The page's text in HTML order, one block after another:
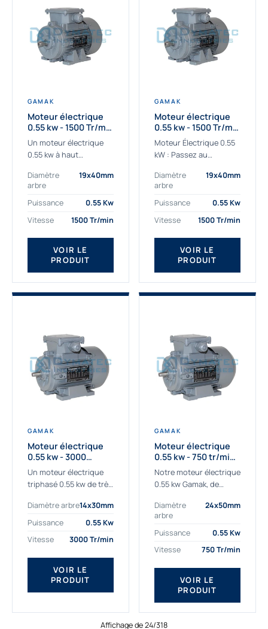
GAMAK
Moteur électrique
0.55 kw - 1500 Tr/min
- 230/400V - IE2
Un moteur électrique
0.55 kw à haut
applications les plus
exigeantes.
Notre moteur électrique
0.55 kw de référence
AGM2EL 80 M 4a...
Diamètre
arbre
19x40mm
Puissance
0.55 Kw
Vitesse
1500 Tr/min
VOIR LE
PRODUIT
GAMAK
Moteur électrique
0.55 kw - 1500 Tr/min
- 230/400V -
Rendement IE4
Moteur Électrique 0.55
kW : Passez au
Découvrez notre
moteur électrique 0.55
kW de nouvelle
génération, conçu pour
les...
Diamètre
arbre
19x40mm
Puissance
0.55 Kw
Vitesse
1500 Tr/min
VOIR LE
PRODUIT
GAMAK
Moteur électrique
0.55 kw - 3000
Tr/min - 230/400V -
IE2
Un moteur électrique
triphasé 0.55 kw de très
vos applications les
plus exigeantes.
triphasé 0.55
kw Gamak...
Diamètre arbre14x30mm
Puissance
0.55 Kw
Vitesse
3000 Tr/min
VOIR LE
PRODUIT
GAMAK
Moteur électrique
0.55 kw - 750 tr/min -
230/400V - IE2
Notre moteur électrique
0.55 kw Gamak, de
adapté à toutes les
applications. Nous
déterminons,
fournissons
des moteurs
asynchrones depuis
Diamètre
arbre
24x50mm
Puissance
0.55 Kw
Vitesse
750 Tr/min
VOIR LE
PRODUIT
Affichage de 24/318